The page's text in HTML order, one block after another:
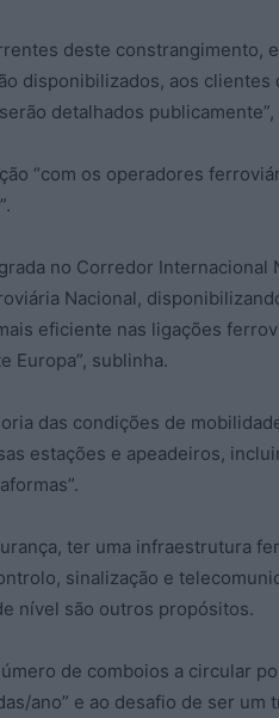
deste constrangimento,
disponibilizados, aos clientes
detalhados publicamente”,
“com os operadores
no Corredor Internacional
Nacional,
eficiente nas ligações
Europa”, sublinha.
das condições de
estações e apeadeiros,
ter uma infraestrutura
sinalização e
nível são outros propósitos.
de comboios a circular
ano” e ao desafio de ser um